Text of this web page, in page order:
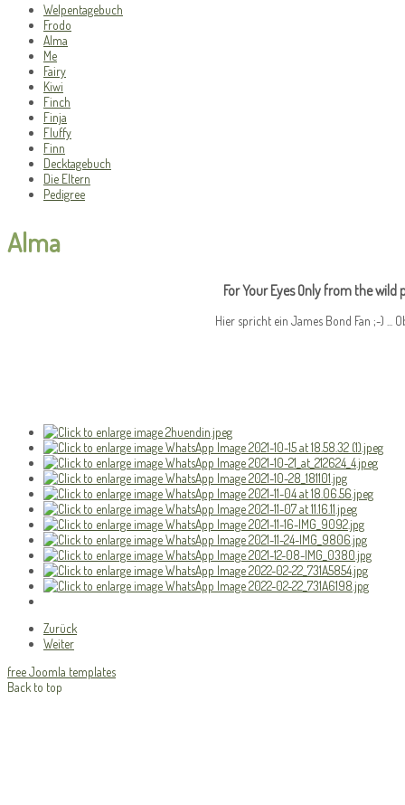
Welpentagebuch
Frodo
Alma
Me
Fairy
Kiwi
Finch
Finja
Fluffy
Finn
Decktagebuch
Die Eltern
Pedigree
Alma
For Your Eyes Only from the wild
Hier spricht ein James Bond Fan ;-) ...
Zurück
Weiter
free Joomla templates
Back to top